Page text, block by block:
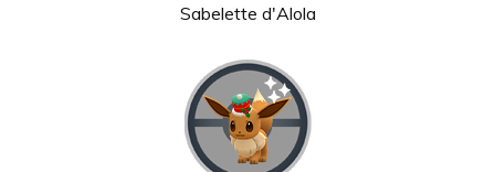
Sabelette d'Alola